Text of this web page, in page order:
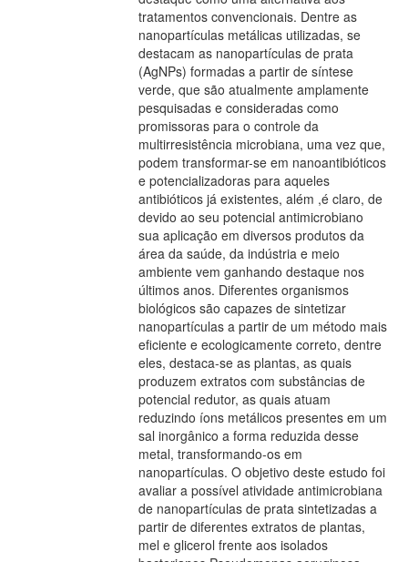
tratamentos convencionais. Dentre as
nanopartículas metálicas utilizadas, se
destacam as nanopartículas de prata
(AgNPs) formadas a partir de síntese
verde, que são atualmente amplamente
pesquisadas e consideradas como
promissoras para o controle da
multirresistência microbiana, uma vez que,
podem transformar-se em nanoantibióticos
e potencializadoras para aqueles
antibióticos já existentes, além ,é claro, de
devido ao seu potencial antimicrobiano
sua aplicação em diversos produtos da
área da saúde, da indústria e meio
ambiente vem ganhando destaque nos
últimos anos. Diferentes organismos
biológicos são capazes de sintetizar
nanopartículas a partir de um método mais
eficiente e ecologicamente correto, dentre
eles, destaca-se as plantas, as quais
produzem extratos com substâncias de
potencial redutor, as quais atuam
reduzindo íons metálicos presentes em um
sal inorgânico a forma reduzida desse
metal, transformando-os em
nanopartículas. O objetivo deste estudo foi
avaliar a possível atividade antimicrobiana
de nanopartículas de prata sintetizadas a
partir de diferentes extratos de plantas,
mel e glicerol frente aos isolados